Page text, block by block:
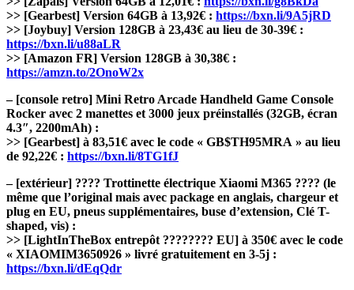
>> [Gearbest] Version 64GB à 13,92€ : https://bxn.li/9A5jRD
>> [Joybuy] Version 128GB à 23,43€ au lieu de 30-39€ :
https://bxn.li/u88aLR
>> [Amazon FR] Version 128GB à 30,38€ :
https://amzn.to/2OnoW2x
– [console retro] Mini Retro Arcade Handheld Game Console
Rocker avec 2 manettes et 3000 jeux préinstallés (32GB, écran
4.3″, 2200mAh) :
>> [Gearbest] à 83,51€ avec le code « GB$TH95MRA » au lieu
de 92,22€ : https://bxn.li/8TG1fJ
– [extérieur] ???? Trottinette électrique Xiaomi M365 ???? (le
même que l’original mais avec package en anglais, chargeur et
plug en EU, pneus supplémentaires, buse d’extension, Clé T-
shaped, vis) :
>> [LightInTheBox entrepôt ???????? EU] à 350€ avec le code
« XIAOMIM3650926 » livré gratuitement en 3-5j :
https://bxn.li/dEqQdr